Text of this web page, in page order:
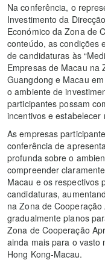
Na conferência, o
Investimento da
Económico da Zona de
conteúdo, as condições
de candidaturas às
Empresas de Macau na
Guangdong e Macau
o ambiente de
participantes possam
incentivos e estabelecer
As empresas
conferência de
profunda sobre o
compreender
Macau e os respectivos
candidaturas,
na Zona de
gradualmente planos
Zona de Cooperação
ainda mais para o vasto
Hong Kong-Macau.